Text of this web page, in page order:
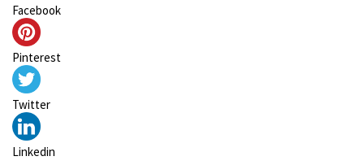
Facebook
Pinterest
Twitter
Linkedin